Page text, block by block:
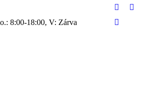
8:00-18:00, V: Zárva
Facebook
page
YouTube